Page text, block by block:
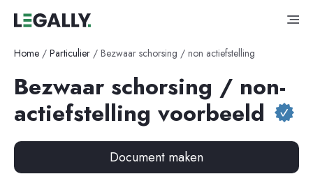
Home / Particulier / Bezwaar schorsing / non actiefstelling
Bezwaar schorsing / non-
actiefstelling voorbeeld
Document maken